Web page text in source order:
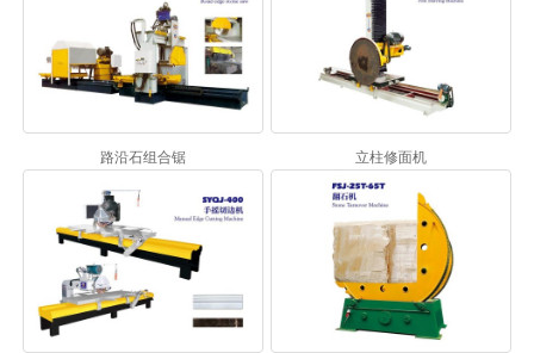
路沿石组合锯 立柱修面机